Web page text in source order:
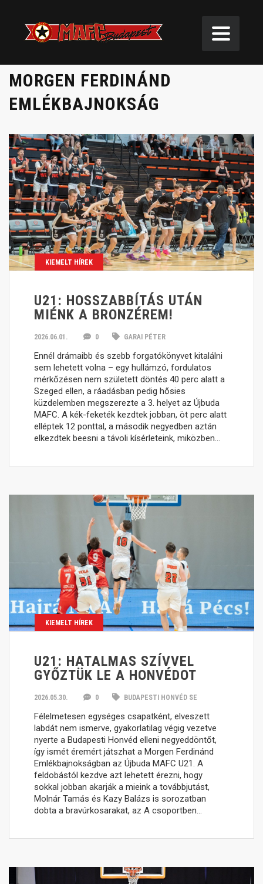
MORGEN FERDINÁND
EMLÉKBAJNOKSÁG
KIEMELT HÍREK
U21: HOSSZABBÍTÁS UTÁN
MIÉNK A BRONZÉREM!
2026.06.01. 0 GARAI PÉTER
Ennél drámaibb és szebb forgatókönyvet kitalálni
sem lehetett volna – egy hullámzó, fordulatos
mérkőzésen nem született döntés 40 perc alatt a
Szeged ellen, a ráadásban pedig hősies
küzdelemben megszerezte a 3. helyet az Újbuda
MAFC. A kék-feketék kezdtek jobban, öt perc alatt
elléptek 12 ponttal, a második negyedben aztán
elkezdtek beesni a távoli kísérleteink, miközben…
KIEMELT HÍREK
U21: HATALMAS SZÍVVEL
GYŐZTÜK LE A HONVÉDOT
2026.05.30. 0 BUDAPESTI HONVÉD SE
Félelmetesen egységes csapatként, elveszett
labdát nem ismerve, gyakorlatilag végig vezetve
nyerte a Budapesti Honvéd elleni negyeddöntőt,
így ismét éremért játszhat a Morgen Ferdinánd
Emlékbajnokságban az Újbuda MAFC U21. A
feldobástól kezdve azt lehetett érezni, hogy
sokkal jobban akarják a mieink a továbbjutást,
Molnár Tamás és Kazy Balázs is sorozatban
dobta a bravúrkosarakat, az A csoportben…